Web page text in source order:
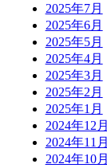
2025年7月
2025年6月
2025年5月
2025年4月
2025年3月
2025年2月
2025年1月
2024年12月
2024年11月
2024年10月